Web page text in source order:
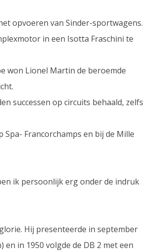
opvoeren van Sinder-sportwagens.
in een Isotta Fraschini te
won Lionel Martin de beroemde
successen op circuits behaald, zelfs
Francorchamps en bij de Mille
ik persoonlijk erg onder de indruk
Hij presenteerde in september
en in 1950 volgde de DB 2 met een